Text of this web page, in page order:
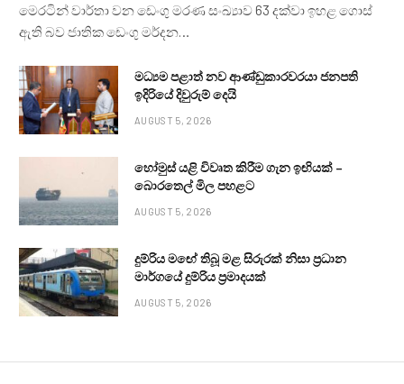
මෙරටින් වාර්තා වන ඩෙංගු මරණ සංඛ්‍යාව 63 දක්වා ඉහළ ගොස්
ඇති බව ජාතික ඩෙංගු මර්දන…
මධ්‍යම පළාත් නව ආණ්ඩුකාරවරයා ජනපති
ඉදිරියේ දිවුරුම් දෙයි
AUGUST 5, 2026
හෝමුස් යළි විවෘත කිරීම ගැන ඉඟියක් –
බොරතෙල් මිල පහළට
AUGUST 5, 2026
දුම්රිය මඟේ තිබූ මළ සිරුරක් නිසා ප්‍රධාන
මාර්ගයේ දුම්රිය ප්‍රමාදයක්
AUGUST 5, 2026